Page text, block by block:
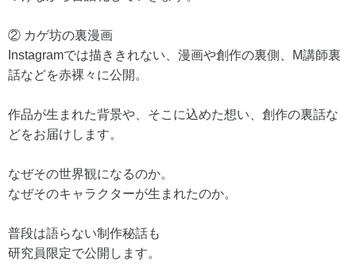
② カゲ坊の裏漫画
Instagramでは描ききれない、漫画や創作の裏側、M講師裏
話などを赤裸々に公開。
作品が生まれた背景や、そこに込めた想い、創作の裏話な
どをお届けします。
なぜその世界観になるのか。
なぜそのキャラクターが生まれたのか。
普段は語らない制作秘話も
研究員限定で公開します。